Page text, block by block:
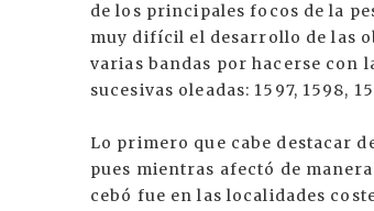
de los principales focos de la
muy difícil el desarrollo de las
varias bandas por hacerse con
sucesivas oleadas: 1597, 1598,
Lo primero que cabe destacar
pues mientras afectó de
cebó fue en las localidades